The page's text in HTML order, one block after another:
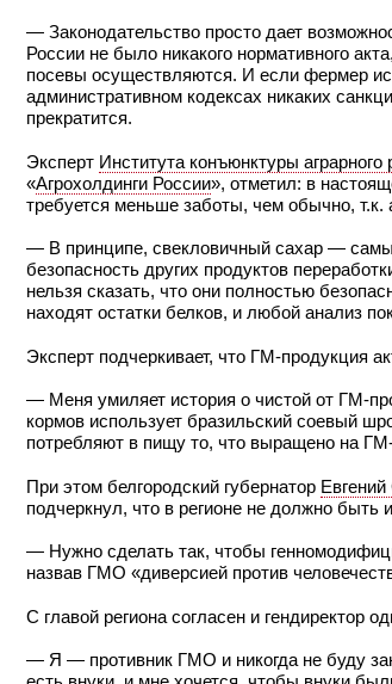
— Законодательство просто дает
России не было никакого нормативного
посевы осуществляются. И если фермер
административном кодексах никаких
прекратится.
Эксперт Института конъюнктуры аграрного
«Агрохолдинги России», отметил: в
требуется меньше заботы, чем обычно, т.к.
— В принципе, свекловичный сахар —
безопасность других продуктов
нельзя сказать, что они полностью
находят остатки белков, и любой анализ
Эксперт подчеркивает, что ГМ-продукция
— Меня умиляет история о чистой от ГМ-
кормов использует бразильский соевый
потребляют в пищу то, что выращено на
При этом белгородский губернатор
подчеркнул, что в регионе не должно
— Нужно сделать так, чтобы
назвав ГМО «диверсией против
С главой региона согласен и гендиректор
— Я — противник ГМО и никогда не буду